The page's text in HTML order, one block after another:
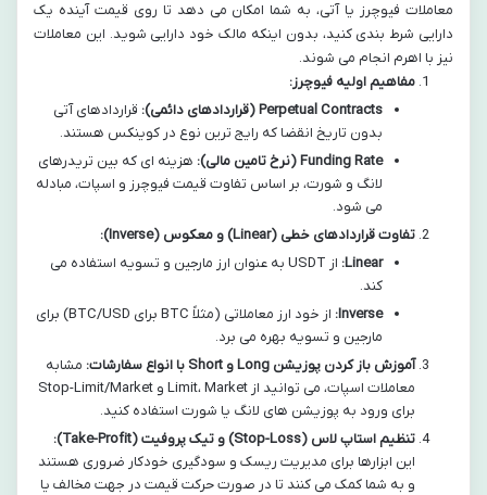
معاملات فیوچرز یا آتی، به شما امکان می دهد تا روی قیمت آینده یک
دارایی شرط بندی کنید، بدون اینکه مالک خود دارایی شوید. این معاملات
نیز با اهرم انجام می شوند.
مفاهیم اولیه فیوچرز:
Perpetual Contracts (قراردادهای دائمی):
قراردادهای آتی
بدون تاریخ انقضا که رایج ترین نوع در کوینکس هستند.
Funding Rate (نرخ تامین مالی):
هزینه ای که بین تریدرهای
لانگ و شورت، بر اساس تفاوت قیمت فیوچرز و اسپات، مبادله
می شود.
تفاوت قراردادهای خطی (Linear) و معکوس (Inverse):
Linear:
از USDT به عنوان ارز مارجین و تسویه استفاده می
کند.
Inverse:
از خود ارز معاملاتی (مثلاً BTC برای BTC/USD) برای
مارجین و تسویه بهره می برد.
آموزش باز کردن پوزیشن Long و Short با انواع سفارشات:
مشابه
معاملات اسپات، می توانید از Limit، Market و Stop-Limit/Market
برای ورود به پوزیشن های لانگ یا شورت استفاده کنید.
تنظیم استاپ لاس (Stop-Loss) و تیک پروفیت (Take-Profit):
این ابزارها برای مدیریت ریسک و سودگیری خودکار ضروری هستند
و به شما کمک می کنند تا در صورت حرکت قیمت در جهت مخالف یا